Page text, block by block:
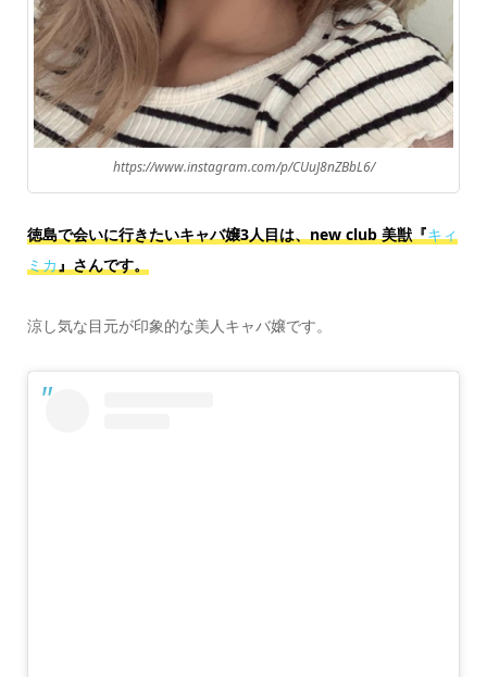
https://www.instagram.com/p/CUuJ8nZBbL6/
徳島で会いに行きたいキャバ嬢3人目は、new club 美獣『キィ
ミカ』さんです。
涼し気な目元が印象的な美人キャバ嬢です。